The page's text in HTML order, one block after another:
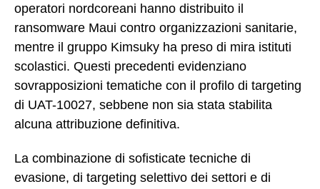
operatori nordcoreani hanno distribuito il
ransomware Maui contro organizzazioni sanitarie,
mentre il gruppo Kimsuky ha preso di mira istituti
scolastici. Questi precedenti evidenziano
sovrapposizioni tematiche con il profilo di targeting
di UAT-10027, sebbene non sia stata stabilita
alcuna attribuzione definitiva.
La combinazione di sofisticate tecniche di
evasione, di targeting selettivo dei settori e di